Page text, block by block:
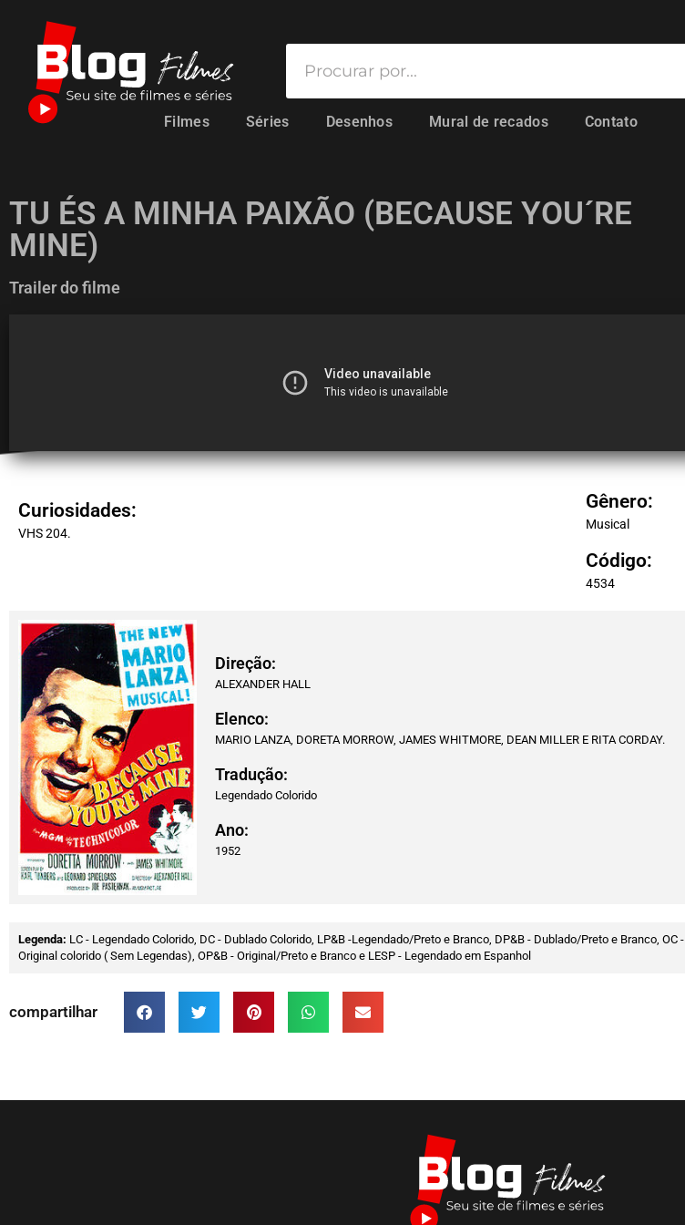
Filmes Séries Desenhos Mural de recados Contato
TU ÉS A MINHA PAIXÃO (BECAUSE YOU´RE
MINE)
Trailer do filme
Curiosidades:
VHS 204.
Gênero:
Musical
Código:
4534
Direção:
ALEXANDER HALL
Elenco:
MARIO LANZA, DORETA MORROW, JAMES WHITMORE, DEAN MILLER E RITA CORDAY.
Tradução:
Legendado Colorido
Ano:
1952
Legenda: LC - Legendado Colorido, DC - Dublado Colorido, LP&B -Legendado/Preto e Branco, DP&B - Dublado/Preto e Branco, OC -
Original colorido ( Sem Legendas), OP&B - Original/Preto e Branco e LESP - Legendado em Espanhol
compartilhar